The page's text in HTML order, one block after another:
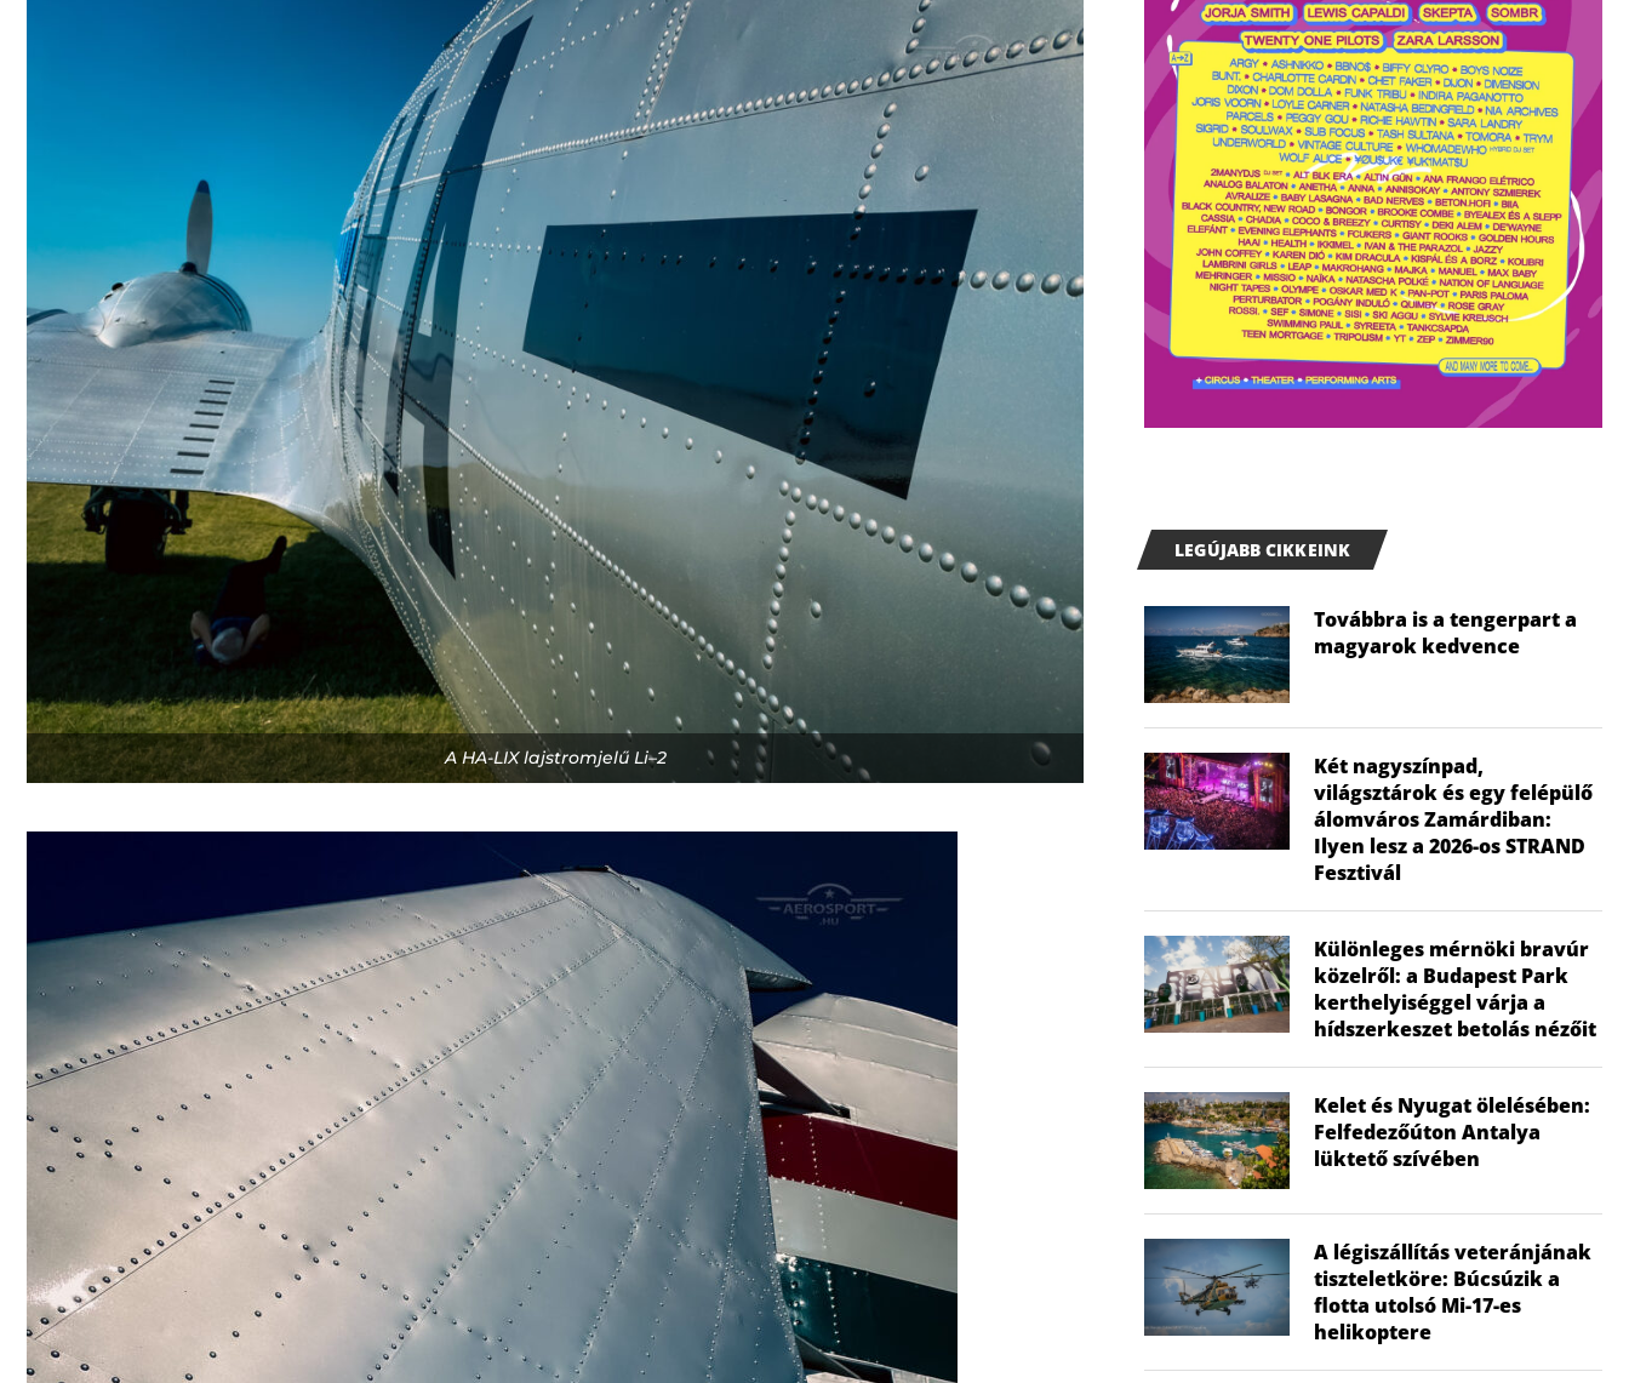
A HA-LIX lajstromjelű Li–2
LEGÚJABB CIKKEINK
Továbbra is a tengerpart a
magyarok kedvence
Két nagyszínpad,
világsztárok és egy felépülő
álomváros Zamárdiban:
Ilyen lesz a 2026-os STRAND
Fesztivál
Különleges mérnöki bravúr
közelről: a Budapest Park
kerthelyiséggel várja a
hídszerkeszet betolás nézőit
Kelet és Nyugat ölelésében:
Felfedezőúton Antalya
lüktető szívében
A légiszállítás veteránjának
tiszteletköre: Búcsúzik a
flotta utolsó Mi-17-es
helikoptere